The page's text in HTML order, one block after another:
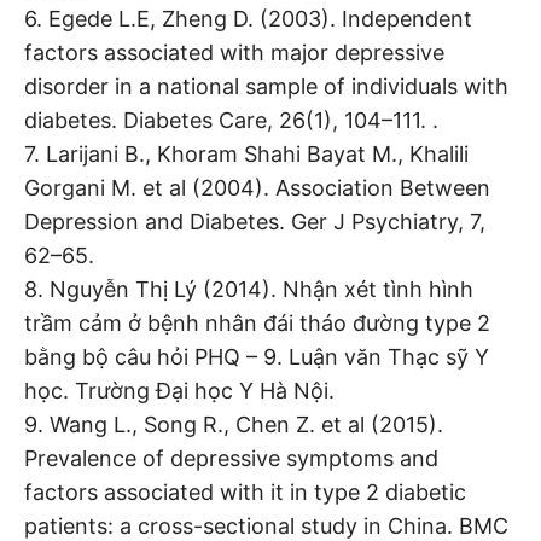
6. Egede L.E, Zheng D. (2003). Independent
factors associated with major depressive
disorder in a national sample of individuals with
diabetes. Diabetes Care, 26(1), 104–111. .
7. Larijani B., Khoram Shahi Bayat M., Khalili
Gorgani M. et al (2004). Association Between
Depression and Diabetes. Ger J Psychiatry, 7,
62–65.
8. Nguyễn Thị Lý (2014). Nhận xét tình hình
trầm cảm ở bệnh nhân đái tháo đường type 2
bằng bộ câu hỏi PHQ – 9. Luận văn Thạc sỹ Y
học. Trường Đại học Y Hà Nội.
9. Wang L., Song R., Chen Z. et al (2015).
Prevalence of depressive symptoms and
factors associated with it in type 2 diabetic
patients: a cross-sectional study in China. BMC